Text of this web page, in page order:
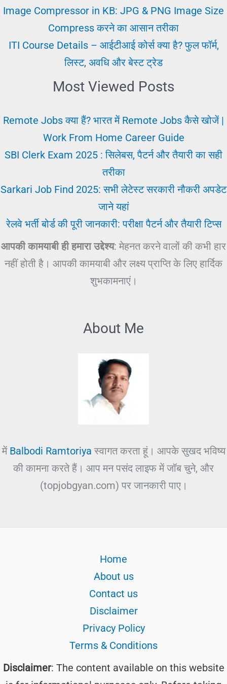
Image Compressor in KB: JPG & PNG Image Size
Compress करने का आसान तरीका
ITI Course Details – आईटीआई कोर्स क्या है? फुल फॉर्म,
लिस्ट, अवधि और बेस्ट ट्रेड
Most Viewed Posts
Remote Jobs क्या हैं? भारत में Remote Jobs कैसे खोजें |
Work From Home Career Guide
SBI Clerk Exam 2025 : सिलेबस, पैटर्न और तैयारी का सही
तरीका
Sarkari Job Find 2025: सभी लेटेस्ट सरकारी नौकरी अपडेट
जाने यहां
रेलवे भर्ती बोर्ड की पूरी जानकारी: परीक्षा पैटर्न और तैयारी टिप्स
आपकी कामयाबी ही हमारा उद्देश्य: मेहनत करने वालों की कभी हार
नहीं होती है। आपकी कामयाबी और लक्ष्य प्राप्ति के लिए हार्दिक
शुभकामनाएं।
About Me
में Balbodi Ramtoriya स्वागत करता हूं। आपके सुखद भविष्य
की कामना करते हैं। आप मन पसंद लाइफ में जॉब चुने, और
(topjobgyan.com) पर जानकारी पाए।
Home
About us
Contact us
Disclaimer
Privacy Policy
Terms & Conditions
Disclaimer: The content available on this website